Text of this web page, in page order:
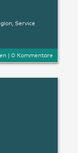
Service
| 0 Kommentare